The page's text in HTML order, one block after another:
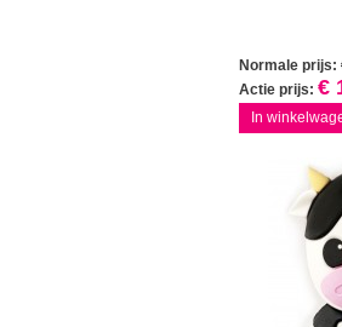
Normale prijs:
Actie prijs: €
In